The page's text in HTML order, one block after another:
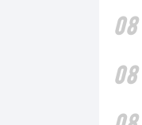
08
08